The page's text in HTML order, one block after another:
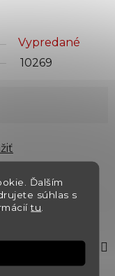
Ďalším
súhlas s
tu
Vypredané
10269